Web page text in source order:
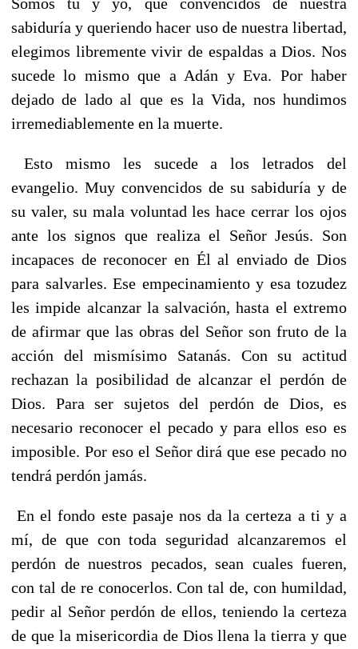
sabiduría y queriendo hacer uso de nuestra libertad,
elegimos libremente vivir de espaldas a Dios. Nos
sucede lo mismo que a Adán y Eva. Por haber
dejado de lado al que es la Vida, nos hundimos
irremediablemente en la muerte.
Esto mismo les sucede a los letrados del
evangelio. Muy convencidos de su sabiduría y de
su valer, su mala voluntad les hace cerrar los ojos
ante los signos que realiza el Señor Jesús. Son
incapaces de reconocer en Él al enviado de Dios
para salvarles. Ese empecinamiento y esa tozudez
les impide alcanzar la salvación, hasta el extremo
de afirmar que las obras del Señor son fruto de la
acción del mismísimo Satanás. Con su actitud
rechazan la posibilidad de alcanzar el perdón de
Dios. Para ser sujetos del perdón de Dios, es
necesario reconocer el pecado y para ellos eso es
imposible. Por eso el Señor dirá que ese pecado no
tendrá perdón jamás.
En el fondo este pasaje nos da la certeza a ti y a
mí, de que con toda seguridad alcanzaremos el
perdón de nuestros pecados, sean cuales fueren,
con tal de re conocerlos. Con tal de, con humildad,
pedir al Señor perdón de ellos, teniendo la certeza
de que la misericordia de Dios llena la tierra y que